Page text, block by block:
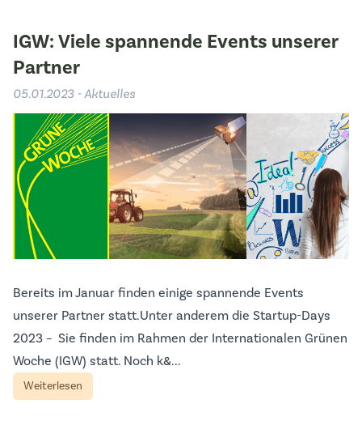
IGW: Viele spannende Events unserer
Partner
05.01.2023 - Aktuelles
Bereits im Januar finden einige spannende Events
unserer Partner statt.Unter anderem die Startup-Days
2023 – Sie finden im Rahmen der Internationalen Grünen
Woche (IGW) statt. Noch k&...
Weiterlesen